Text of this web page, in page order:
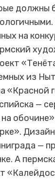
должны
на
из
«Красной
—
—
А